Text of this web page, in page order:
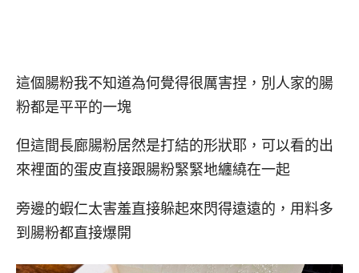
這個腸粉我不知道為何覺得很厲害捏，別人家的腸
粉都是平平的一塊
但這間長廊腸粉居然是打結的形狀耶，可以看的出
來裡面的蛋皮直接跟腸粉緊緊地纏繞在一起
旁邊的蝦仁太害羞直接躲起來閃得遠遠的，用料多
到腸粉都直接爆開